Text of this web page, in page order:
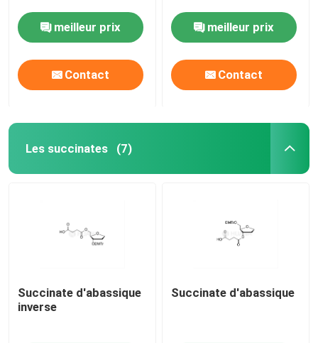
meilleur prix
Contact
meilleur prix
Contact
Les succinates (7)
Succinate d'abassique
inverse
Succinate d'abassique